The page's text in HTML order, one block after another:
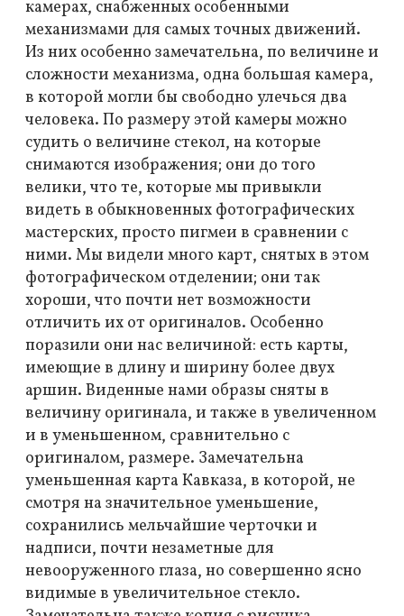
камерах, снабженных особенными
механизмами для самых точных движений.
Из них особенно замечательна, по величине и
сложности механизма, одна большая камера,
в которой могли бы свободно улечься два
человека. По размеру этой камеры можно
судить о величине стекол, на которые
снимаются изображения; они до того
велики, что те, которые мы привыкли
видеть в обыкновенных фотографических
мастерских, просто пигмеи в сравнении с
ними. Мы видели много карт, снятых в этом
фотографическом отделении; они так
хороши, что почти нет возможности
отличить их от оригиналов. Особенно
поразили они нас величиной: есть карты,
имеющие в длину и ширину более двух
аршин. Виденные нами образы сняты в
величину оригинала, и также в увеличенном
и в уменьшенном, сравнительно с
оригиналом, размере. Замечательна
уменьшенная карта Кавказа, в которой, не
смотря на значительное уменьшение,
сохранились мельчайшие черточки и
надписи, почти незаметные для
невооруженного глаза, но совершенно ясно
видимые в увеличительное стекло.